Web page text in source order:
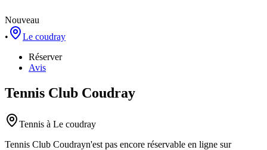
Nouveau
•
Le coudray
Réserver
Avis
Tennis Club Coudray
Tennis à Le coudray
Tennis Club Coudrayn'est pas encore réservable en ligne sur